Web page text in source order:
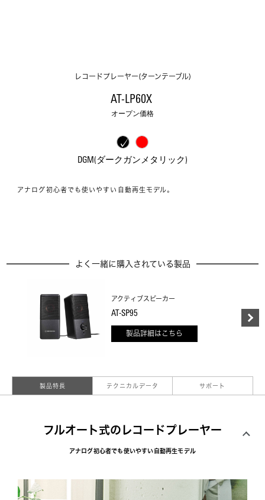
レコードプレーヤー(ターンテーブル)
AT-LP60X
オープン価格
DGM(ダークガンメタリック)
アナログ初心者でも使いやすい自動再生モデル。
よく一緒に購入されている製品
アクティブスピーカー
AT-SP95
製品詳細はこちら
製品特長 テクニカルデータ サポート
フルオート式のレコードプレーヤー
アナログ初心者でも使いやすい自動再生モデル